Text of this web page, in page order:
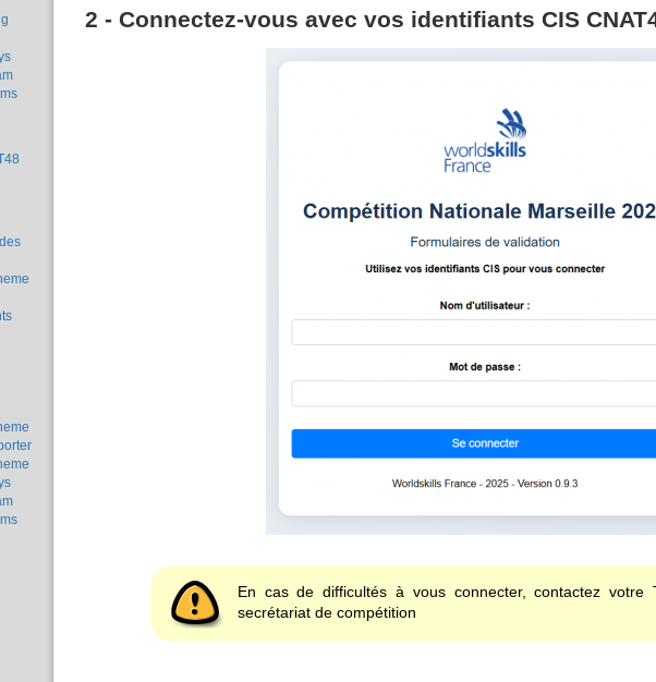
2 - Connectez-vous avec vos identifiants CIS
En cas de difficultés à vous connecter, contactez votre
secrétariat de compétition